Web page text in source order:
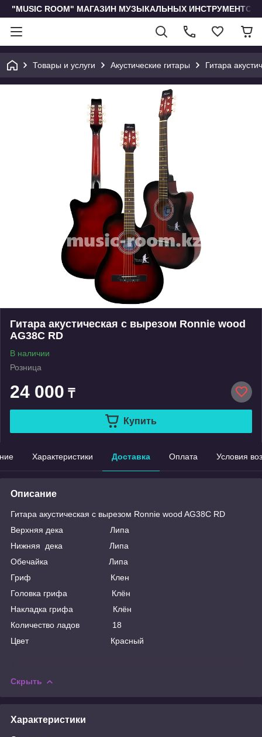
"MUSIC ROOM" МАГАЗИН МУЗЫКАЛЬНЫХ
Товары и услуги Акустические гитары Гитара
Гитара акустическая с вырезом Ronnie wood
AG38C RD
В наличии
Розница
24 000 ₸
Купить
Характеристики Доставка Оплата Условия
Описание
Гитара акустическая с вырезом Ronnie wood AG38C RD
Верхняя дека Липа
Нижняя дека Липа
Обечайка Липа
Гриф Клен
Головка грифа Клён
Накладка грифа Клён
Количество ладов 18
Цвет Красный
Скрыть
Характеристики